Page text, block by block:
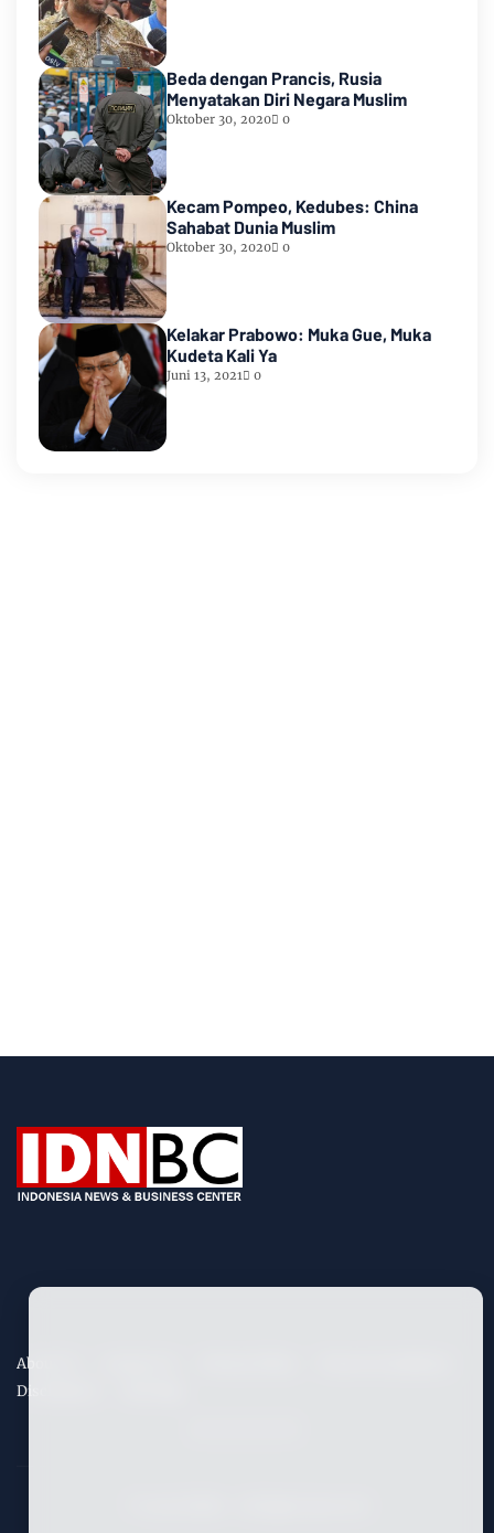
Beda dengan Prancis, Rusia
Menyatakan Diri Negara Muslim
Oktober 30, 2020 0
Kecam Pompeo, Kedubes: China
Sahabat Dunia Muslim
Oktober 30, 2020 0
Kelakar Prabowo: Muka Gue, Muka
Kudeta Kali Ya
Juni 13, 2021 0
About Us
Disclaimers